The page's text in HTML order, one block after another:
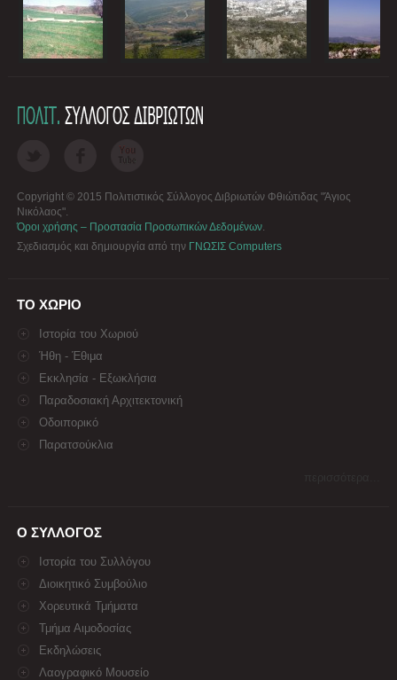
Copyright © 2015 Πολιτιστικός Σύλλογος Διβριωτών Φθιώτιδας "Άγιος
Νικόλαος".
Όροι χρήσης – Προστασία Προσωπικών Δεδομένων.
Σχεδιασμός και δημιουργία από την ΓΝΩΣΙΣ Computers
ΤΟ ΧΩΡΙΟ
Ιστορία του Χωριού
Ήθη - Έθιμα
Εκκλησία - Εξωκλήσια
Παραδοσιακή Αρχιτεκτονική
Οδοιπορικό
Παρατσούκλια
Ο ΣΥΛΛΟΓΟΣ
Ιστορία του Συλλόγου
Διοικητικό Συμβούλιο
Χορευτικά Τμήματα
Τμήμα Αιμοδοσίας
Εκδηλώσεις
Λαογραφικό Μουσείο